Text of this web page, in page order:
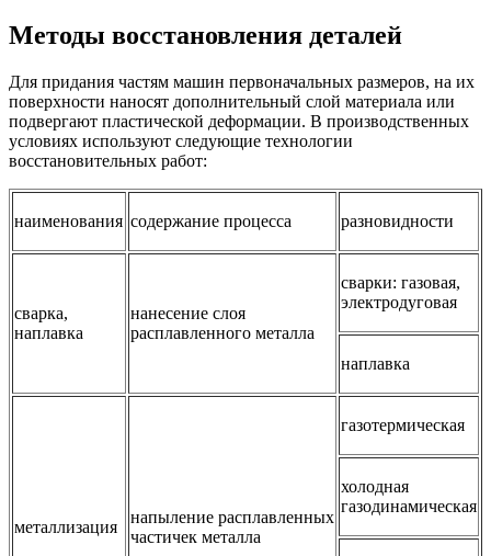
Методы восстановления деталей
Для придания частям машин первоначальных размеров, на их
поверхности наносят дополнительный слой материала или
подвергают пластической деформации. В производственных
условиях используют следующие технологии
восстановительных работ:
наименования содержание процесса разновидности
сварка,
наплавка
нанесение слоя
расплавленного металла
сварки: газовая,
электродуговая
наплавка
металлизация
напыление расплавленных
частичек металла
газотермическая
холодная
газодинамическая